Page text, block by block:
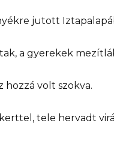
jutott
a gyerekek
hozzá volt szokva.
tele hervadt